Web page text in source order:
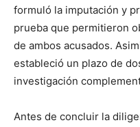
formuló la imputación y
prueba que permitieron
de ambos acusados.
estableció un plazo de
investigación
Antes de concluir la